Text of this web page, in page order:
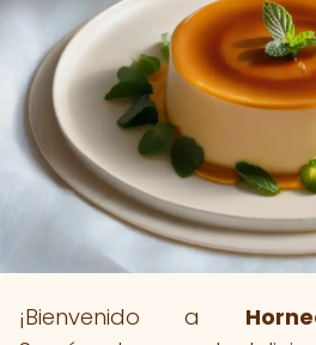
¡Bienvenido a